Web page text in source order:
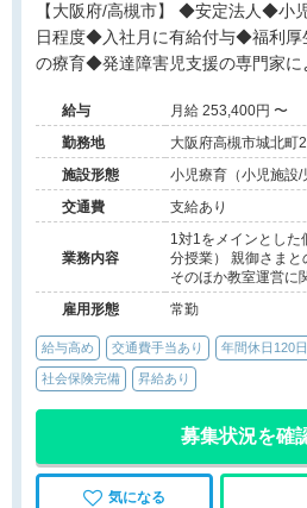
【大阪府/高槻市】 ◆安定法人◆小児経験不問◆年間休日120
日程度◆入社月に有給付与◆福利
の療育◆発達障害児支援の専門家
給与
月給 253,400円 〜
勤務地
大阪府高槻市城北
4F
施設形態
小児療育（小児施設
ービス）
交通費 支給あり
業務内容
1対1をメインとした
分授業） 親御さま
そのほか教室運営に
雇用形態
常勤
給与高め 交通費手当あり 年間休日120
社会保険完備 昇給あり
募集状況を確
気になる